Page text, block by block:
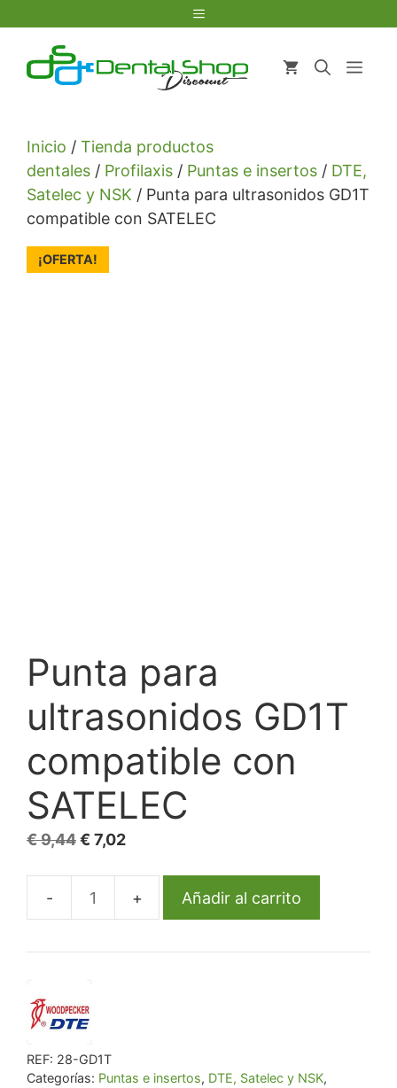
contenido
Menú
Inicio / Tienda productos
dentales / Profilaxis / Puntas e insertos / DTE,
Satelec y NSK / Punta para ultrasonidos GD1T
compatible con SATELEC
¡OFERTA!
Punta para
ultrasonidos GD1T
compatible con
SATELEC
€9,44El
€ 7,02El
Punta
ultrasonidos
cantidad
Añadir al carrito
REF: 28-GD1T
Categorías: Puntas e insertos, DTE, Satelec y NSK,